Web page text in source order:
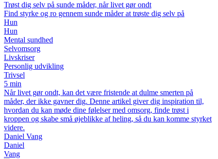
Trøst dig selv på sunde måder, når livet gør ondt
Find styrke og ro gennem sunde måder at trøste dig selv på
Hun
Hun
Mental sundhed
Selvomsorg
Livskriser
Personlig udvikling
Trivsel
5 min
Når livet gør ondt, kan det være fristende at dulme smerten på
måder, der ikke gavner dig. Denne artikel giver dig inspiration til,
hvordan du kan møde dine følelser med omsorg, finde trøst i
kroppen og skabe små øjeblikke af heling, så du kan komme styrket
videre.
Daniel Vang
Daniel
Vang